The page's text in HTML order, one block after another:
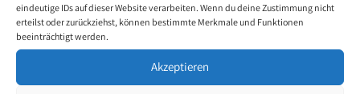
eindeutige IDs auf dieser Website verarbeiten. Wenn du deine Zustimmung nicht
erteilst oder zurückziehst, können bestimmte Merkmale und Funktionen
beeinträchtigt werden.
Akzeptieren